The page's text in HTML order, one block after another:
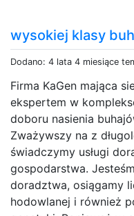
wysokiej klasy
Dodano: 4 lata 4 miesiące
Firma KaGen mająca
ekspertem w
doboru nasienia
Zważywszy na z
świadczymy usługi
gospodarstwa.
doradztwa, osiągamy
hodowlanej i również